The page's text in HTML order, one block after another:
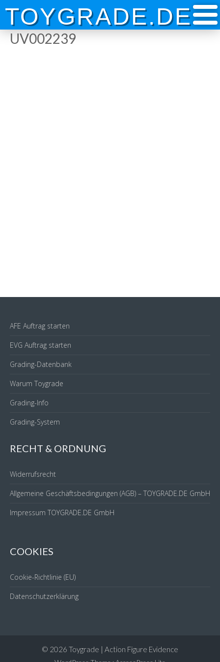
Skip
content
TOYGRADE.DE
UV002239
AFE Auftrag starten
EVG Auftrag starten
Grading-Datenbank
Warum Toygrade
Grading-Info
Grading-System
RECHT & ORDNUNG
Widerrufsrecht
Allgemeine Geschäftsbedingungen (AGB) – TOYGRADE.DE GmbH
Impressum TOYGRADE.DE GmbH
COOKIES
Cookie-Richtlinie (EU)
Datenschutzerklärung
© 2026 Toygrade | Action Figure Evidence